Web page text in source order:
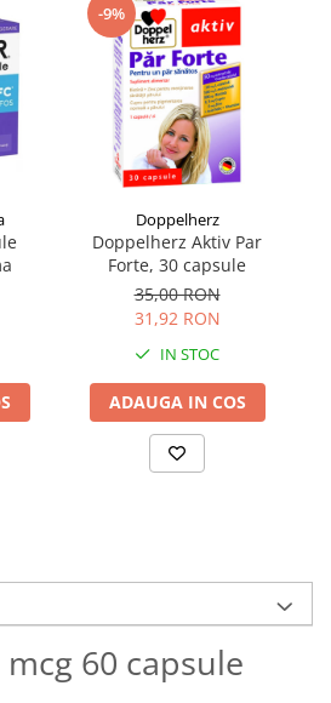
-9%
Doppelherz
Doppelherz Aktiv Par
Forte, 30 capsule
35,00 RON
31,92 RON
IN STOC
ADAUGA IN COS
60 capsule